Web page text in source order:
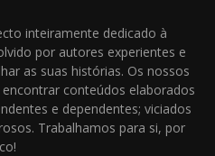
inteiramente dedicado à
por autores experientes e
as suas histórias. Os nossos
conteúdos elaborados
e dependentes; viciados
Trabalhamos para si, por